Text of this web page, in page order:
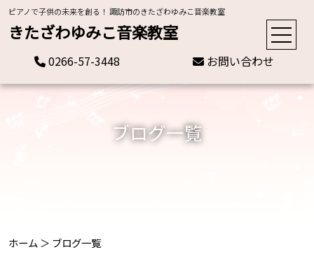
ピアノで子供の未来を創る！ 諏訪市のきたざわゆみこ音楽教室
きたざわゆみこ音楽教室
0266-57-3448 お問い合わせ
ブログ一覧
ホーム ＞ ブログ一覧